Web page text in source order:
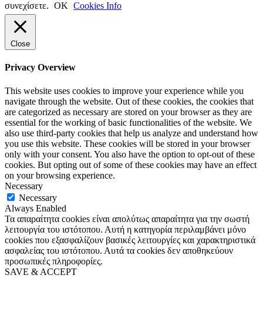
συνεχίσετε. ΟΚ Cookies Info
Close
Privacy Overview
This website uses cookies to improve your experience while you
navigate through the website. Out of these cookies, the cookies that
are categorized as necessary are stored on your browser as they are
essential for the working of basic functionalities of the website. We
also use third-party cookies that help us analyze and understand how
you use this website. These cookies will be stored in your browser
only with your consent. You also have the option to opt-out of these
cookies. But opting out of some of these cookies may have an effect
on your browsing experience.
Necessary
Necessary
Always Enabled
Τα απαραίτητα cookies είναι απολύτως απαραίτητα για την σωστή
λειτουργία του ιστότοπου. Αυτή η κατηγορία περιλαμβάνει μόνο
cookies που εξασφαλίζουν βασικές λειτουργίες και χαρακτηριστικά
ασφαλείας του ιστότοπου. Αυτά τα cookies δεν αποθηκεύουν
προσωπικές πληροφορίες.
SAVE & ACCEPT